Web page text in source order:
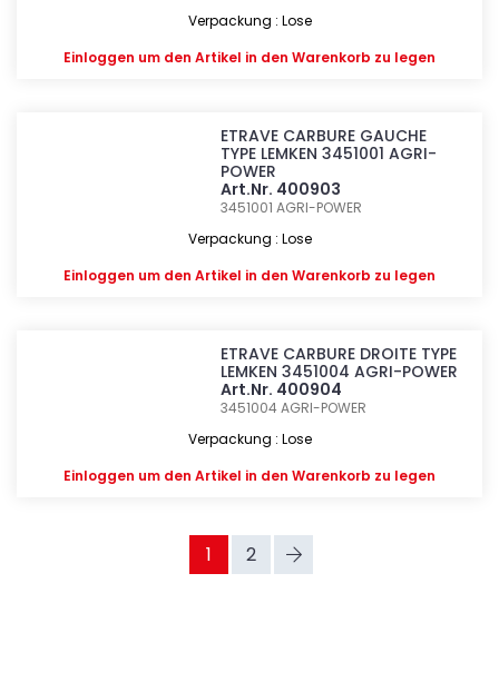
Verpackung : Lose
Einloggen um den Artikel in den Warenkorb zu legen
ETRAVE CARBURE GAUCHE
TYPE LEMKEN 3451001 AGRI-
POWER
Art.Nr. 400903
3451001AGRI-POWER
Verpackung : Lose
Einloggen um den Artikel in den Warenkorb zu legen
ETRAVE CARBURE DROITE TYPE
LEMKEN 3451004 AGRI-POWER
Art.Nr. 400904
3451004AGRI-POWER
Verpackung : Lose
Einloggen um den Artikel in den Warenkorb zu legen
1 2